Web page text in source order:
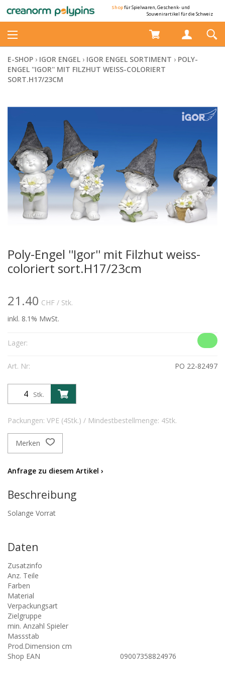
Shopfür Spielwaren, Geschenk- und
Souvenirartikel für die Schweiz
E-SHOP › IGOR ENGEL › IGOR ENGEL SORTIMENT › POLY-
ENGEL ''IGOR'' MIT FILZHUT WEISS-COLORIERT
SORT.H17/23CM
Poly-Engel ''Igor'' mit Filzhut weiss-
coloriert sort.H17/23cm
21.40 CHF / Stk.
inkl. 8.1% MwSt.
Lager:
Art. Nr: PO 22-82497
Stk.
Packungen: VPE (4Stk.) / Mindestbestellmenge: 4Stk.
Merken
Anfrage zu diesem Artikel ›
Beschreibung
Solange Vorrat
Daten
Zusatzinfo
Anz. Teile
Farben
Material
Verpackungsart
Zielgruppe
min. Anzahl Spieler
Massstab
Prod.Dimension cm
Shop EAN
09007358824976